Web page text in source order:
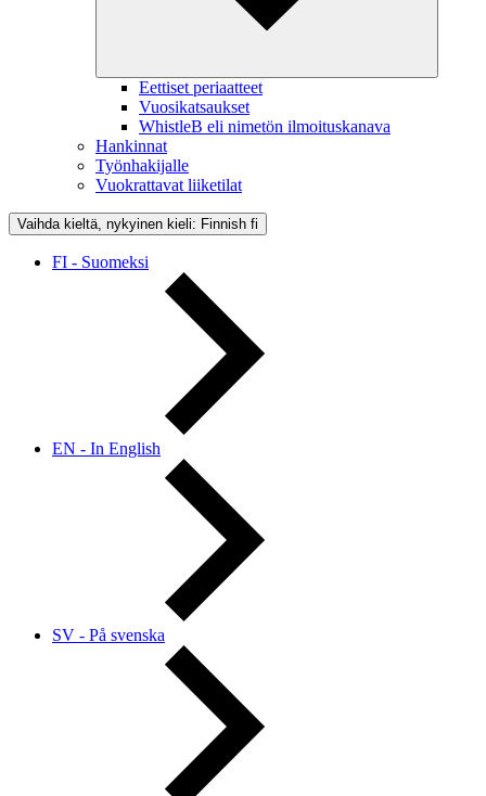
Eettiset periaatteet
Vuosikatsaukset
WhistleB eli nimetön ilmoituskanava
Hankinnat
Työnhakijalle
Vuokrattavat liiketilat
Vaihda kieltä, nykyinen kieli: Finnish fi
FI - Suomeksi
EN - In English
SV - På svenska